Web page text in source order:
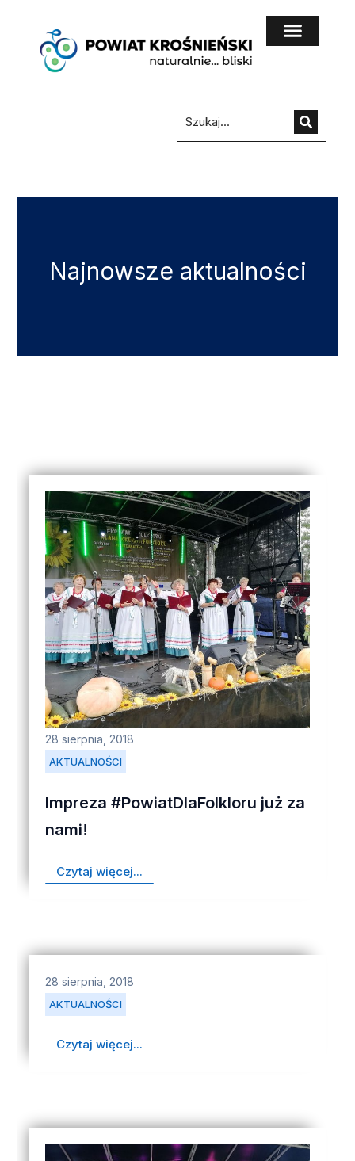
Najnowsze aktualności
AKTUALNOŚCI
28 sierpnia, 2018
Impreza #PowiatDlaFolkloru już za
nami!
Czytaj więcej...
AKTUALNOŚCI
28 sierpnia, 2018
Czytaj więcej...